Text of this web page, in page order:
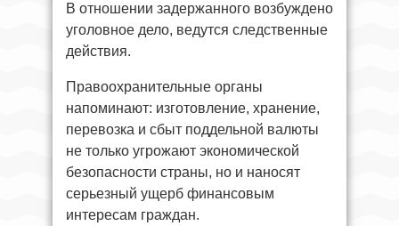
В отношении задержанного возбуждено
уголовное дело, ведутся следственные
действия.
Правоохранительные органы
напоминают: изготовление, хранение,
перевозка и сбыт поддельной валюты
не только угрожают экономической
безопасности страны, но и наносят
серьезный ущерб финансовым
интересам граждан.